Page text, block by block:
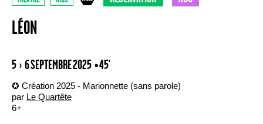
LÉON
5 › 6 SEPTEMBRE 2025 • 45'
✪ Création 2025 - Marionnette (sans parole)
par Le Quartête
6+